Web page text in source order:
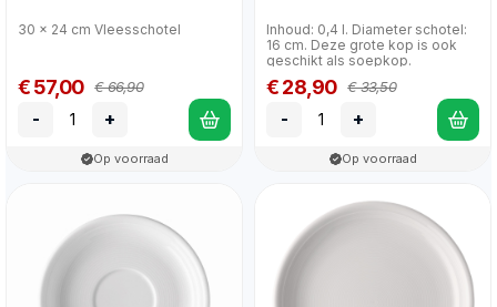
30 x 24 cm Vleesschotel
€ 57,00 € 66,90
- +
Op voorraad
Inhoud: 0,4 l. Diameter schotel:
16 cm. Deze grote kop is ook
geschikt als soepkop.
€ 28,90 € 33,50
- +
Op voorraad